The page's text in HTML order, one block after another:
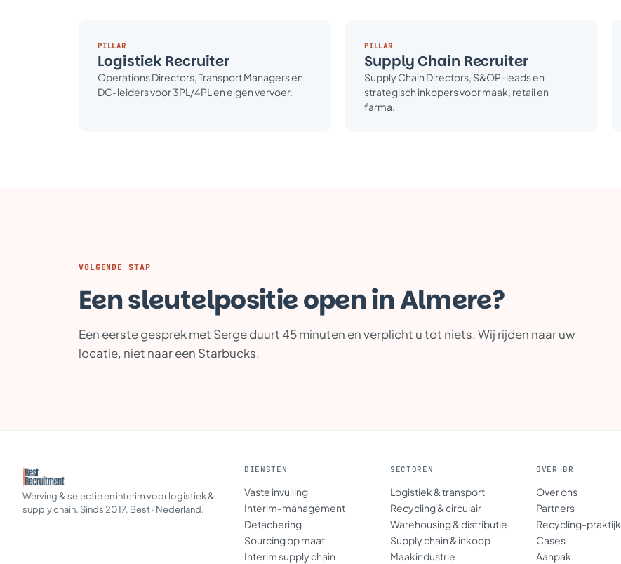
PILLAR
Logistiek Recruiter
Operations Directors, Transport Managers en
DC-leiders voor 3PL/4PL en eigen vervoer.
PILLAR
Supply Chain Recruiter
Supply Chain Directors, S&OP-leads en
strategisch inkopers voor maak, retail en
farma.
VOLGENDE STAP
Een sleutelpositie open in Almere?
Een eerste gesprek met Serge duurt 45 minuten en verplicht u tot niets. Wij rijden naar uw
locatie, niet naar een Starbucks.
Werving & selectie en interim voor logistiek &
supply chain. Sinds 2017. Best · Nederland.
DIENSTEN
Vaste invulling
Interim-management
Detachering
Sourcing op maat
Interim supply chain
SECTOREN
Logistiek & transport
Recycling & circulair
Warehousing & distributie
Supply chain & inkoop
Maakindustrie
OVER BR
Over ons
Partners
Recycling-praktijk
Cases
Aanpak